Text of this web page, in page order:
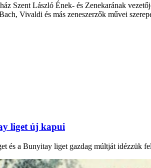
Szent László Ének- és Zenekarának
Vivaldi és más zeneszerzők művei
liget új kapui
és a Bunyitay liget gazdag múltját idézzük